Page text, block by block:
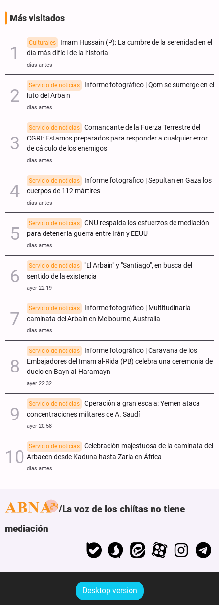
Más visitados
Culturales
Imam Hussain (P): La cumbre de la serenidad en el
día más difícil de la historia
días antes
Servicio de noticias
Informe fotográfico | Qom se sumerge en el
luto del Arbaín
días antes
Servicio de noticias
Comandante de la Fuerza Terrestre del
CGRI: Estamos preparados para responder a cualquier error
de cálculo de los enemigos
días antes
Servicio de noticias
Informe fotográfico | Sepultan en Gaza los
cuerpos de 112 mártires
días antes
Servicio de noticias
ONU respalda los esfuerzos de mediación
para detener la guerra entre Irán y EEUU
días antes
Servicio de noticias
"El Arbaín" y "Santiago", en busca del
sentido de la existencia
ayer 22:19
Servicio de noticias
Informe fotográfico | Multitudinaria
caminata del Arbaín en Melbourne, Australia
días antes
Servicio de noticias
Informe fotográfico | Caravana de los
Embajadores del Imam al-Rida (PB) celebra una ceremonia de
duelo en Bayn al-Haramayn
ayer 22:32
Servicio de noticias
Operación a gran escala: Yemen ataca
concentraciones militares de A. Saudí
ayer 20:58
Servicio de noticias
Celebración majestuosa de la caminata del
Arbaeen desde Kaduna hasta Zaria en África
días antes
La voz de los chiítas no tiene
mediación
Desktop version